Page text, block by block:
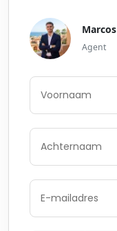
Marcos
Agent